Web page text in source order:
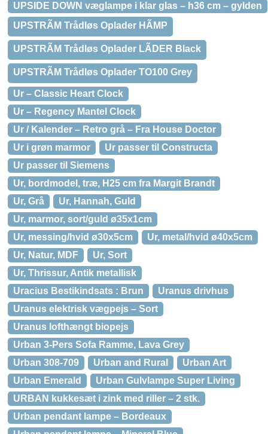
UPSIDE DOWN væglampe i klar glas – h36 cm – gylden
UPSTRÃM Trådløs Oplader HÃMP
UPSTRÃM Trådløs Oplader LÃDER Black
UPSTRÃM Trådløs Oplader TO100 Grey
Ur – Classic Heart Clock
Ur – Regency Mantel Clock
Ur / Kalender – Retro grå – Fra House Doctor
Ur i grøn marmor
Ur passer til Constructa
Ur passer til Siemens
Ur, bordmodel, træ, H25 cm fra Margit Brandt
Ur, Grå
Ur, Hannah, Guld
Ur, marmor, sort/guld ø35x1cm
Ur, messing/hvid ø30x5cm
Ur, metal/hvid ø40x5cm
Ur, Natur, MDF
Ur, Sort
Ur, Thrissur, Antik metallisk
Uracius Bestikindsats : Brun
Uranus drivhus
Uranus elektrisk vægpejs – Sort
Uranus lofthængt biopejs
Urban 3-Pers Sofa Ramme, Lava Grey
Urban 308-709
Urban and Rural
Urban Art
Urban Emerald
Urban Gulvlampe Super Living
URBAN kukkesæt i zink med riller – 2 stk.
Urban pendant lampe – Bordeaux